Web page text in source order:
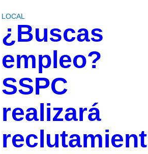
LOCAL
¿Buscas
empleo?
SSPC
realizará